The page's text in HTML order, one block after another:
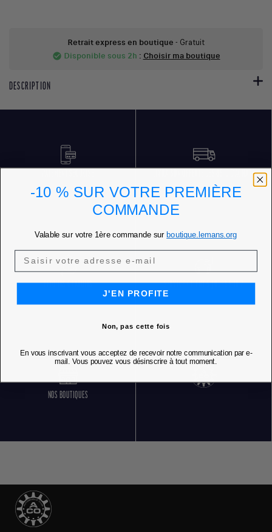
Retrait express en boutique - Gratuit
check_circle Disponible sous 2h : Choisir ma boutique
DESCRIPTION
LIVRAISON OFFERTE DÈS 85 € D'ACHATS
RETOURS GRATUITS SERVICE CLIENT 5 JOURS SUR 7
NOS BOUTIQUES
-10 % SUR VOTRE PREMIÈRE
COMMANDE
Valable sur votre 1ère commande sur boutique.lemans.org
J'EN PROFITE
Non, pas cette fois
En vous inscrivant vous acceptez de recevoir notre communication par e-
mail. Vous pouvez vous désinscrire à tout moment.